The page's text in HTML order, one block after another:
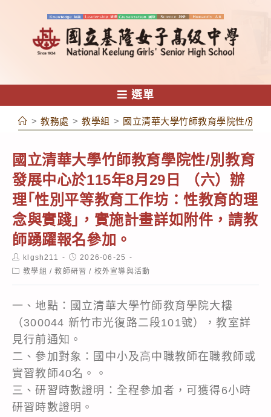
容
選單
> 教務處 > 教學組 > 國立清華大學竹師教育學院性/別
國立清華大學竹師教育學院性/別教育
發展中心於115年8月29日 （六）辦
理｢性別平等教育工作坊：性教育的理
念與實踐｣，實施計畫詳如附件，請教
師踴躍報名參加。
Post
author:
klgsh211
Post
published:
2026-06-25
Post教學組 / 教師研習 / 校外宣導與活動
一、地點：國立清華大學竹師教育學院大樓
（300044 新竹市光復路二段101號），教室詳
見行前通知。
二、參加對象：國中小及高中職教師在職教師或
實習教師40名。。
三、研習時數證明：全程參加者，可獲得6小時
研習時數證明。